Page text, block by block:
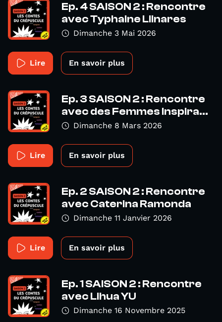
Ep. 4 SAISON 2 : Rencontre
avec Typhaine Llinares
Dimanche 3 Mai 2026
Lire En savoir plus
Ep. 3 SAISON 2 : Rencontre
avec des Femmes Inspira...
Dimanche 8 Mars 2026
Lire En savoir plus
Ep. 2 SAISON 2 : Rencontre
avec Caterina Ramonda
Dimanche 11 Janvier 2026
Lire En savoir plus
Ep. 1 SAISON 2 : Rencontre
avec Lihua YU
Dimanche 16 Novembre 2025